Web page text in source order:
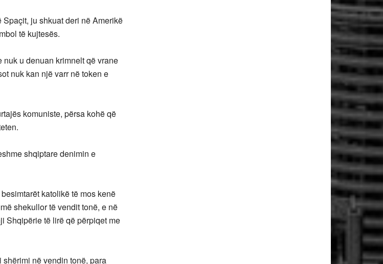
ju shkuat deri në Amerikë
të kujtesës.
u denuan krimnelt që vrane
nuk kan një varr në token e
komuniste, përsa kohë që
shqiptare denimin e
katolikë të mos kenë
shekullor të vendit tonë, e në
Shqipërie të lirë që përpiqet me
në vendin tonë, para